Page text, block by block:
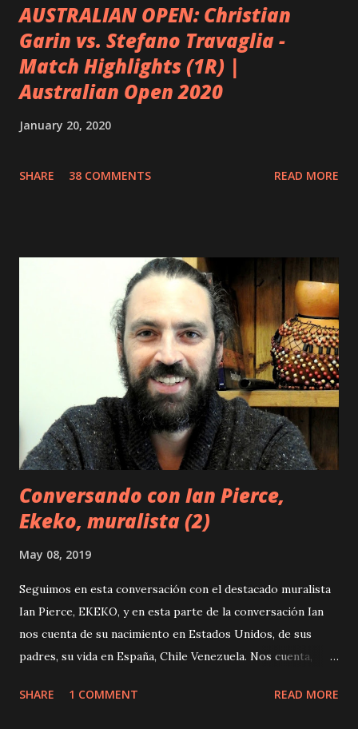
AUSTRALIAN OPEN: Christian
Garin vs. Stefano Travaglia -
Match Highlights (1R) |
Australian Open 2020
January 20, 2020
SHARE 38 COMMENTS READ MORE
Conversando con Ian Pierce,
Ekeko, muralista (2)
May 08, 2019
Seguimos en esta conversación con el destacado muralista
Ian Pierce, EKEKO, y en esta parte de la conversación Ian
nos cuenta de su nacimiento en Estados Unidos, de sus
padres, su vida en España, Chile Venezuela. Nos cuenta,
que el muralismo es una herramienta, una herramienta de
SHARE 1 COMMENT READ MORE